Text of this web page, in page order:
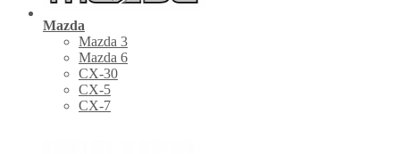
Mazda
Mazda 3
Mazda 6
CX-30
СХ-5
CX-7